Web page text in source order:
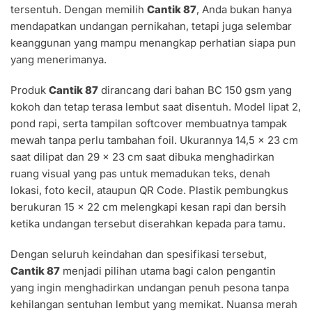
tersentuh. Dengan memilih Cantik 87, Anda bukan hanya
mendapatkan undangan pernikahan, tetapi juga selembar
keanggunan yang mampu menangkap perhatian siapa pun
yang menerimanya.
Produk Cantik 87 dirancang dari bahan BC 150 gsm yang
kokoh dan tetap terasa lembut saat disentuh. Model lipat 2,
pond rapi, serta tampilan softcover membuatnya tampak
mewah tanpa perlu tambahan foil. Ukurannya 14,5 × 23 cm
saat dilipat dan 29 × 23 cm saat dibuka menghadirkan
ruang visual yang pas untuk memadukan teks, denah
lokasi, foto kecil, ataupun QR Code. Plastik pembungkus
berukuran 15 × 22 cm melengkapi kesan rapi dan bersih
ketika undangan tersebut diserahkan kepada para tamu.
Dengan seluruh keindahan dan spesifikasi tersebut,
Cantik 87 menjadi pilihan utama bagi calon pengantin
yang ingin menghadirkan undangan penuh pesona tanpa
kehilangan sentuhan lembut yang memikat. Nuansa merah